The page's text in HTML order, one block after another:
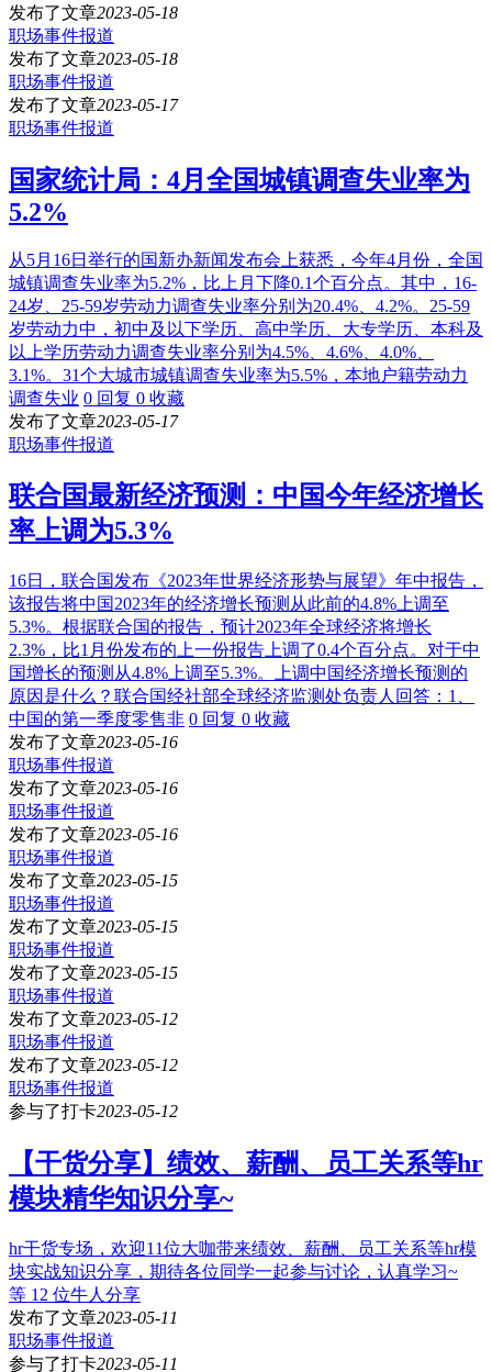
发布了文章2023-05-18
职场事件报道
发布了文章2023-05-18
职场事件报道
发布了文章2023-05-17
职场事件报道
国家统计局：4月全国城镇调查失业率为
5.2%
从5月16日举行的国新办新闻发布会上获悉，今年4月份，全国
城镇调查失业率为5.2%，比上月下降0.1个百分点。其中，16-
24岁、25-59岁劳动力调查失业率分别为20.4%、4.2%。25-59
岁劳动力中，初中及以下学历、高中学历、大专学历、本科及
以上学历劳动力调查失业率分别为4.5%、4.6%、4.0%、
3.1%。31个大城市城镇调查失业率为5.5%，本地户籍劳动力
调查失业 0 回复 0 收藏
发布了文章2023-05-17
职场事件报道
联合国最新经济预测：中国今年经济增长
率上调为5.3%
16日，联合国发布《2023年世界经济形势与展望》年中报告，
该报告将中国2023年的经济增长预测从此前的4.8%上调至
5.3%。根据联合国的报告，预计2023年全球经济将增长
2.3%，比1月份发布的上一份报告上调了0.4个百分点。对于中
国增长的预测从4.8%上调至5.3%。上调中国经济增长预测的
原因是什么？联合国经社部全球经济监测处负责人回答：1、
中国的第一季度零售非 0 回复 0 收藏
发布了文章2023-05-16
职场事件报道
发布了文章2023-05-16
职场事件报道
发布了文章2023-05-16
职场事件报道
发布了文章2023-05-15
职场事件报道
发布了文章2023-05-15
职场事件报道
发布了文章2023-05-15
职场事件报道
发布了文章2023-05-12
职场事件报道
发布了文章2023-05-12
职场事件报道
参与了打卡2023-05-12
【干货分享】绩效、薪酬、员工关系等hr
模块精华知识分享~
hr干货专场，欢迎11位大咖带来绩效、薪酬、员工关系等hr模
块实战知识分享，期待各位同学一起参与讨论，认真学习~
等 12 位牛人分享
发布了文章2023-05-11
职场事件报道
参与了打卡2023-05-11